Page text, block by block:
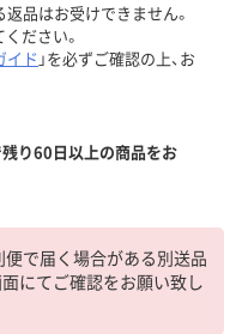
返品はお受けできません。
ださい。
イド 」を必ずご確認の上、お
り60日以上の商品をお
で届く場合がある別送品
にてご確認をお願い致し